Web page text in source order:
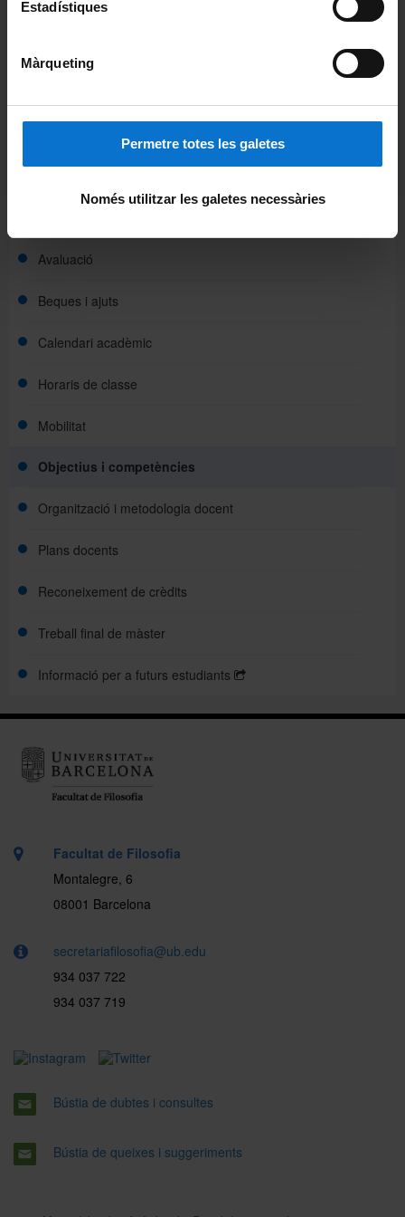
Estadístiques
Màrqueting
Permetre totes les galetes
Només utilitzar les galetes necessàries
Informació del màster
Avaluació
Beques i ajuts
Calendari acadèmic
Horaris de classe
Mobilitat
Objectius i competències
Organització i metodologia docent
Plans docents
Reconeixement de crèdits
Treball final de màster
Informació per a futurs estudiants
Dreceres d'interés
Facultat de Filosofia
Montalegre, 6
08001 Barcelona
secretariafilosofia@ub.edu
934 037 722
934 037 719
Bústia de dubtes i consultes
Bústia de queixes i suggeriments